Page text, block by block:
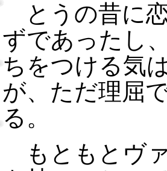
とうの昔に
ずであったし
ちをつける気
が、ただ理屈
る。
もともとヴ